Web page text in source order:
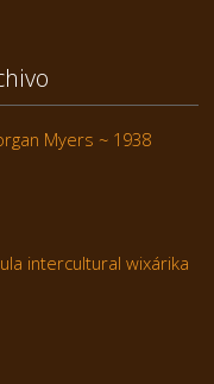
Myers ~ 1938
intercultural wixárika